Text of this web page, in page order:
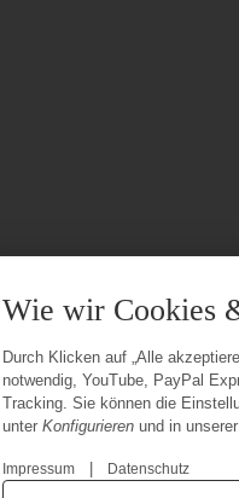
Wie wir Cookies
Durch Klicken auf „Alle
notwendig, YouTube, PayPal
Tracking. Sie können die
unter Konfigurieren und in unserer
Impressum Datenschutz